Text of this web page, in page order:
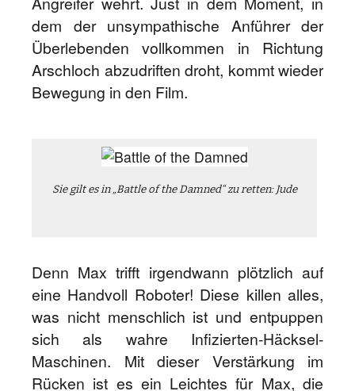
dem der unsympathische Anführer der
Überlebenden vollkommen in Richtung
Arschloch abzudriften droht, kommt wieder
Bewegung in den Film.
Sie gilt es in „Battle of the Damned“ zu retten: Jude
Denn Max trifft irgendwann plötzlich auf
eine Handvoll Roboter! Diese killen alles,
was nicht menschlich ist und entpuppen
sich als wahre Infizierten-Häcksel-
Maschinen. Mit dieser Verstärkung im
Rücken ist es ein Leichtes für Max, die